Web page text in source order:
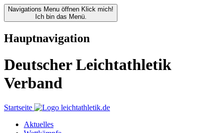
Navigations Menu öffnen Klick mich!
Ich bin das Menü.
Hauptnavigation
Deutscher Leichtathletik
Verband
Startseite
Aktuelles